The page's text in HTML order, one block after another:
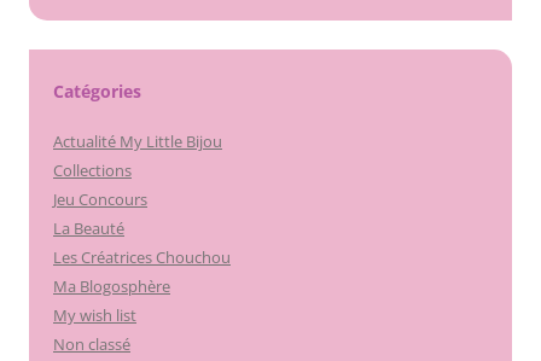
Catégories
Actualité My Little Bijou
Collections
Jeu Concours
La Beauté
Les Créatrices Chouchou
Ma Blogosphère
My wish list
Non classé